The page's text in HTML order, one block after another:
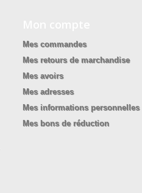
Mes commandes
Mes retours de marchandise
Mes avoirs
Mes adresses
Mes informations personnelles
Mes bons de réduction